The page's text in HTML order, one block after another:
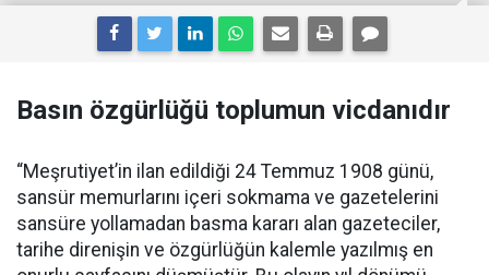
Basın özgürlüğü toplumun vicdanıdır
“Meşrutiyet’in ilan edildiği 24 Temmuz 1908 günü,
sansür memurlarını içeri sokmama ve gazetelerini
sansüre yollamadan basma kararı alan gazeteciler,
tarihe direnişin ve özgürlüğün kalemle yazılmış en